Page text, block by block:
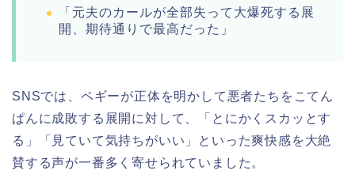
「元夫のカールが全部失って大爆死する展
開、期待通りで最高だった」
SNSでは、ペギーが正体を明かして悪者たちをこてん
ぱんに成敗する展開に対して、「とにかくスカッとす
る」「見ていて気持ちがいい」といった爽快感を大絶
賛する声が一番多く寄せられていました。